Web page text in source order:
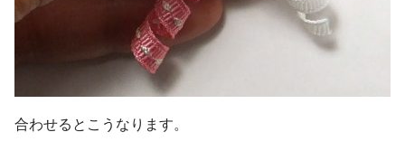
合わせるとこうなります。